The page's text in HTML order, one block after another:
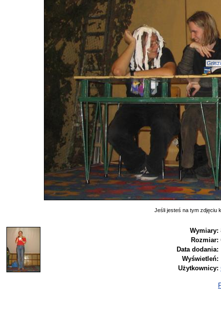
Jeśli jesteś na tym zdjęciu
Wymiary:
Rozmiar:
Data dodania:
Wyświetleń:
Użytkownicy: